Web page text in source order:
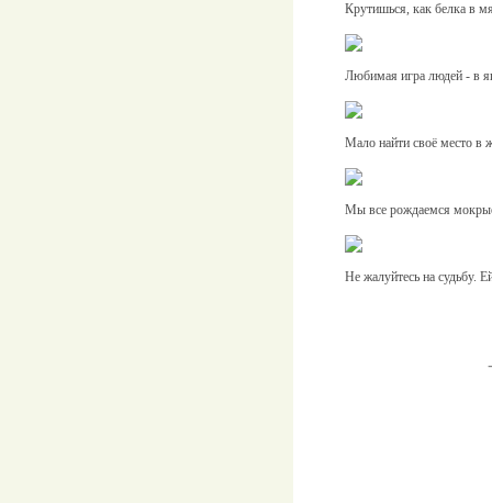
Крутишься, как белка в
Любимая игра людей - в
Мало найти своё место в
Мы все рождаемся
Не жалуйтесь на судьбу.